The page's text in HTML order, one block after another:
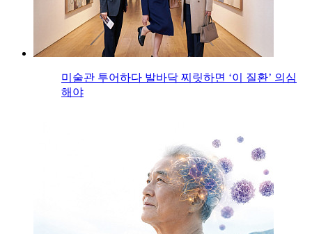
미술관 투어하다 발바닥 찌릿하면 ‘이 질환’ 의심
해야